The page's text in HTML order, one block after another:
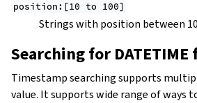
position:[10 to 100]
Strings with position between
Searching for DATETIME
Timestamp searching supports
value. It supports wide range of ways